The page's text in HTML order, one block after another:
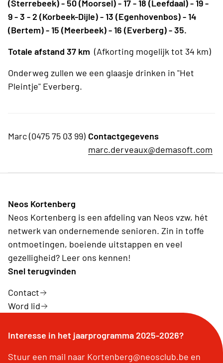
(Sterrebeek) - 50 (Moorsel) - 17 - 18 (Leefdaal) - 19 -
9 - 3 - 2 (Korbeek-Dijle) - 13 (Egenhovenbos) - 14
(Bertem) - 15 (Meerbeek) - 16 (Everberg) - 35.
Totale afstand 37 km (Afkorting mogelijk tot 34 km)
Onderweg zullen we een glaasje drinken in "Het
Pleintje" Everberg.
Marc (0475 75 03 99) Contactgegevens
marc.derveaux@demasoft.com
Neos Kortenberg
Neos Kortenberg is een afdeling van Neos vzw, hét
netwerk van ondernemende senioren. Zin in toffe
ontmoetingen, boeiende uitstappen en veel
gezelligheid? Leer ons kennen!
Snel terugvinden
Contact
Word lid
Interesse in het jaarprogramma 2025-2026?
Stuur een mail naar Kortenberg@neosclub.be en